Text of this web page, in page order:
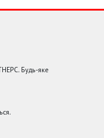
Будь-яке